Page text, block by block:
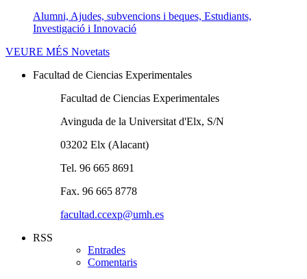
Alumni, Ajudes, subvencions i beques, Estudiants,
Investigació i Innovació
VEURE MÉS Novetats
Facultad de Ciencias Experimentales
Facultad de Ciencias Experimentales
Avinguda de la Universitat d'Elx, S/N
03202 Elx (Alacant)
Tel. 96 665 8691
Fax. 96 665 8778
facultad.ccexp@umh.es
RSS
Entrades
Comentaris